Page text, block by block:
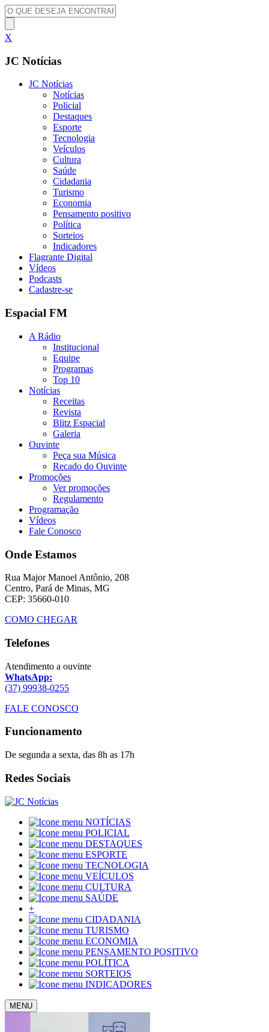
X
JC Notícias
JC Notícias
Notícias
Policial
Destaques
Esporte
Tecnologia
Veículos
Cultura
Saúde
Cidadania
Turismo
Economia
Pensamento positivo
Política
Sorteios
Indicadores
Flagrante Digital
Vídeos
Podcasts
Cadastre-se
Espacial FM
A Rádio
Institucional
Equipe
Programas
Top 10
Notícias
Receitas
Revista
Blitz Espacial
Galeria
Ouvinte
Peça sua Música
Recado do Ouvinte
Promoções
Ver promoções
Regulamento
Programação
Vídeos
Fale Conosco
Onde Estamos
Rua Major Manoel Antônio, 208
Centro, Pará de Minas, MG
CEP: 35660-010
COMO CHEGAR
Telefones
Atendimento a ouvinte
WhatsApp:
(37) 99938-0255
FALE CONOSCO
Funcionamento
De segunda a sexta, das 8h as 17h
Redes Sociais
NOTÍCIAS
POLICIAL
DESTAQUES
ESPORTE
TECNOLOGIA
VEÍCULOS
CULTURA
SAÚDE
+
CIDADANIA
TURISMO
ECONOMIA
PENSAMENTO POSITIVO
POLÍTICA
SORTEIOS
INDICADORES
MENU